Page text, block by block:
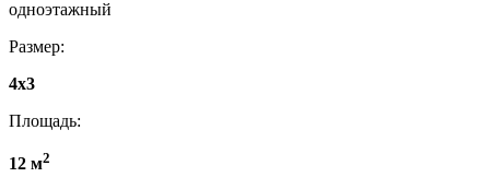
одноэтажный
Размер:
4x3
Площадь:
12 м2